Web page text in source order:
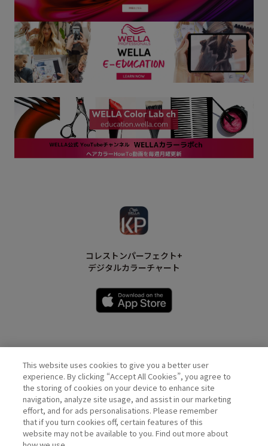
コレストンパーフェクト+
デジタルカラーチャート
Wella Official Account
This website uses cookies to give you a better user
experience. By clicking “Accept All Cookies”, you agree to
the storing of cookies on your device to enhance site
navigation, analyze site usage, and assist in our marketing
effort, and for ads personalisations. Please remember
that if you turn cookies off, certain features of this
website may not be available to you. Find out more about